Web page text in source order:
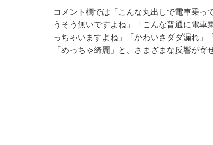
コメント欄では「こんな丸出しで電車乗っ
うそう無いですよね」「こんな普通に電
っちゃいますよね」「かわいさダダ漏れ」
「めっちゃ綺麗」と、さまざまな反響が寄